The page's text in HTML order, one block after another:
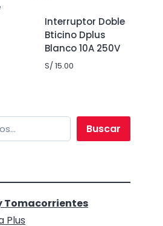
Interruptor Doble
Bticino Dplus
Blanco 10A 250V
S/ 15.00
Buscar
Tomacorrientes
Plus